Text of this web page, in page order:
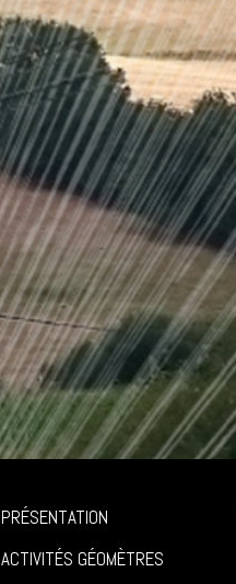
PRÉSENTATION
ACTIVITÉS GÉOMÈTRES